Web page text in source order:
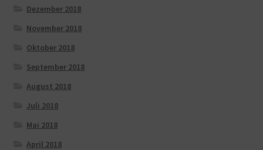
Dezember 2018
November 2018
Oktober 2018
September 2018
August 2018
Juli 2018
Mai 2018
April 2018